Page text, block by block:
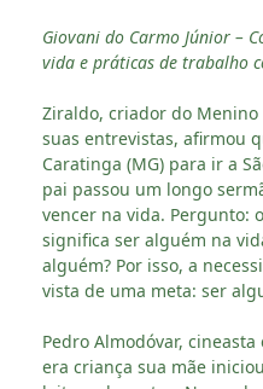
Giovani do Carmo Júnior –
vida e práticas de trabalho
Ziraldo, criador do
suas entrevistas, afirmou
Caratinga (MG) para ir a
pai passou um longo
vencer na vida. Pergunto:
significa ser alguém na
alguém? Por isso, a
vista de uma meta: ser
Pedro Almodóvar,
era criança sua mãe